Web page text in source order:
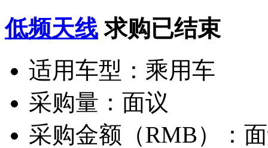
低频天线 求购已结束
适用车型： 乘用车
采购量： 面议
采购金额（RMB）：